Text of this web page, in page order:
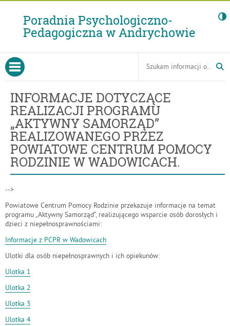
Poradnia Psychologiczno-
Pedagogiczna w Andrychowie
Menu
Gorne
otwórz menu główne Wyszukiwarka
wpisz
INFORMACJE DOTYCZĄCE
REALIZACJI PROGRAMU
„AKTYWNY SAMORZĄD”
REALIZOWANEGO PRZEZ
POWIATOWE CENTRUM POMOCY
RODZINIE W WADOWICACH.
-->
Powiatowe Centrum Pomocy Rodzinie przekazuje informacje na temat
programu „Aktywny Samorząd”, realizującego wsparcie osób dorosłych i
dzieci z niepełnosprawnościami:
Informacje z PCPR w Wadowicach
Ulotki dla osób niepełnosprawnych i ich opiekunów:
Ulotka 1
Ulotka 2
Ulotka 3
Ulotka 4